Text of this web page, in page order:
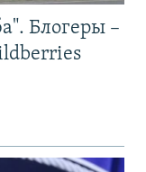
Блогеры –